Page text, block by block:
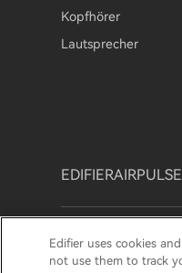
Kopfhörer
Lautsprecher
EDIFIERAIRPULSE
Datenschutzhinweis
Wichtiger Hinweis
Edifier uses cookies
not use them to track